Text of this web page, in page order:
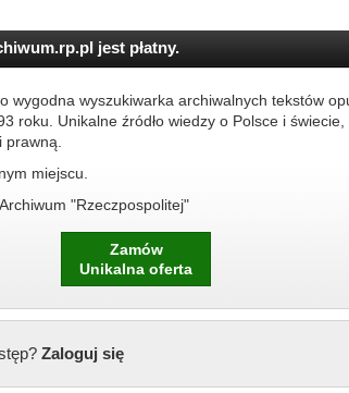
jest płatny.
wygodna wyszukiwarka archiwalnych tekstów
roku. Unikalne źródło wiedzy o Polsce i
miejscu.
"Rzeczpospolitej"
Zamów
Unikalna oferta
Zaloguj się